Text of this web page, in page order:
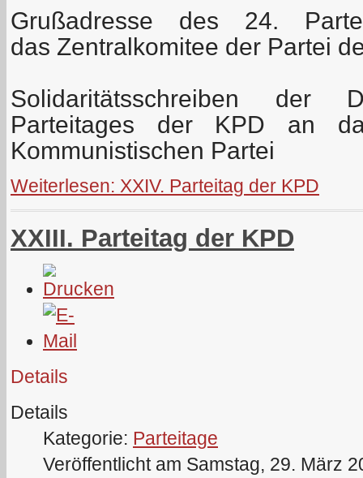
Grußadresse des 24.
das Zentralkomitee der Partei
Solidaritätsschreiben der
Parteitages der KPD an
Kommunistischen Partei
Weiterlesen: XXIV. Parteitag der KPD
XXIII. Parteitag der KPD
Details
Details
Kategorie: Parteitage
Veröffentlicht am Samstag, 29. März